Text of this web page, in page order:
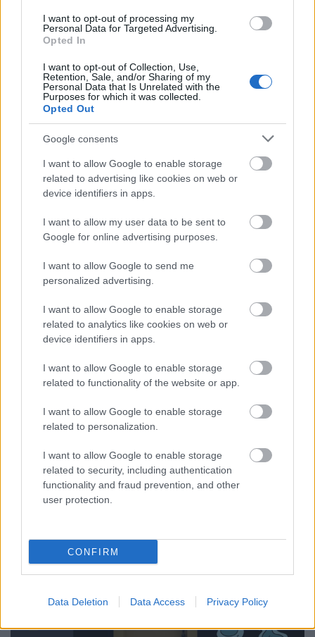
I want to opt-out of processing my
Personal Data for Targeted Advertising.
Opted In
I want to opt-out of Collection, Use,
Retention, Sale, and/or Sharing of my
Personal Data that Is Unrelated with the
Purposes for which it was collected.
Opted Out
Google consents
I want to allow Google to enable storage
related to advertising like cookies on web or
device identifiers in apps.
I want to allow my user data to be sent to
Google for online advertising purposes.
I want to allow Google to send me
personalized advertising.
I want to allow Google to enable storage
related to analytics like cookies on web or
device identifiers in apps.
I want to allow Google to enable storage
related to functionality of the website or app.
I want to allow Google to enable storage
related to personalization.
I want to allow Google to enable storage
related to security, including authentication
functionality and fraud prevention, and other
user protection.
CONFIRM
Data Deletion Data Access Privacy Policy
áldozatává!
Gyermekpszichológus•2020. július 08.
Neked is az egyik legnagyobb félelmed, hogy
gyermeked bántalmazás áldozata lesz? Különösen
ijesztő, ha mindez az online térben történik, hiszen ...
3 tanács a család lelki egészségének
megőrzésére a karanténban
Egyre többször keresnek meg
gyermekpszichológusként azzal a családok, hogy
sűrűsödnek az otthoni konfliktusok, ahogy telik az
idő a karanténban. A ...